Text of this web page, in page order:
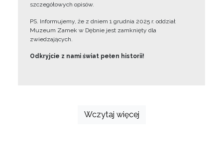
szczegółowych opisów.
PS. Informujemy, że z dniem 1 grudnia 2025 r. oddział
Muzeum Zamek w Dębnie jest zamknięty dla
zwiedzających.
Odkryjcie z nami świat pełen historii!
Wczytaj więcej